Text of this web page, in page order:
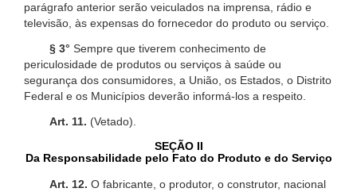
parágrafo anterior serão veiculados na imprensa, rádio e
televisão, às expensas do fornecedor do produto ou serviço.
§ 3° Sempre que tiverem conhecimento de
periculosidade de produtos ou serviços à saúde ou
segurança dos consumidores, a União, os Estados, o Distrito
Federal e os Municípios deverão informá-los a respeito.
Art. 11. (Vetado).
SEÇÃO II
Da Responsabilidade pelo Fato do Produto e do Serviço
Art. 12. O fabricante, o produtor, o construtor, nacional